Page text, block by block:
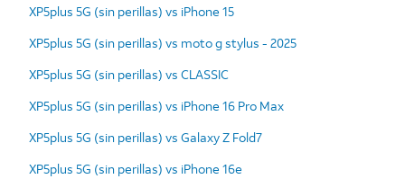
XP5plus 5G (sin perillas) vs iPhone 15
XP5plus 5G (sin perillas) vs moto g stylus - 2025
XP5plus 5G (sin perillas) vs CLASSIC
XP5plus 5G (sin perillas) vs iPhone 16 Pro Max
XP5plus 5G (sin perillas) vs Galaxy Z Fold7
XP5plus 5G (sin perillas) vs iPhone 16e